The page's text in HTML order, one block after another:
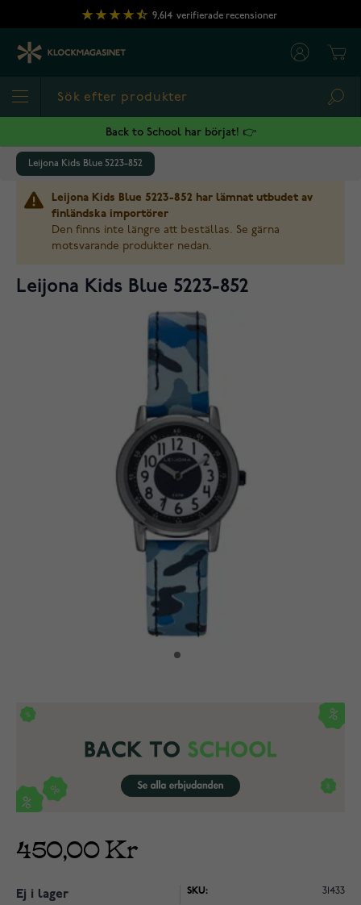
Hoppa till innehållet
9,614 verifierade recensioner
Back to School har börjat! 👉
Leijona Kids Blue 5223-852
Leijona Kids Blue 5223-852 har lämnat utbudet av
finländska importörer
Den finns inte längre att beställas. Se gärna
motsvarande produkter nedan.
Leijona Kids Blue 5223-852
450,00 Kr
Ej i lager SKU: 31433